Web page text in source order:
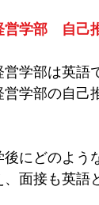
ニケーション学
経済学部アスリー
中央大学 國
学部　自己
学部は英語
営学部の自己
にどのよう
面接も英語